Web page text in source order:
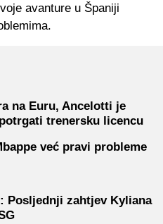
avanture u Španiji
na Euru, Ancelotti je
trenersku licencu
već pravi probleme
Posljednji zahtjev Kyliana